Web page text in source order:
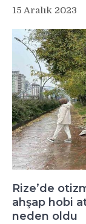
15 Aralık 2023
Rize’de
ahşap hobi
neden oldu